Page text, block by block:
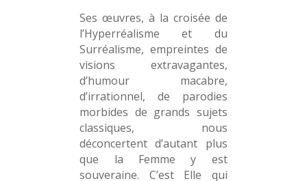
Ses œuvres, à la croisée de
l’Hyperréalisme et du
Surréalisme, empreintes de
visions extravagantes,
d’humour macabre,
d’irrationnel, de parodies
morbides de grands sujets
classiques, nous
déconcertent d’autant plus
que la Femme y est
souveraine. C’est Elle qui